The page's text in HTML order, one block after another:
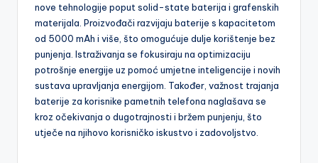
nove tehnologije poput solid-state baterija i grafenskih
materijala. Proizvođači razvijaju baterije s kapacitetom
od 5000 mAh i više, što omogućuje dulje korištenje bez
punjenja. Istraživanja se fokusiraju na optimizaciju
potrošnje energije uz pomoć umjetne inteligencije i novih
sustava upravljanja energijom. Također, važnost trajanja
baterije za korisnike pametnih telefona naglašava se
kroz očekivanja o dugotrajnosti i bržem punjenju, što
utječe na njihovo korisničko iskustvo i zadovoljstvo.